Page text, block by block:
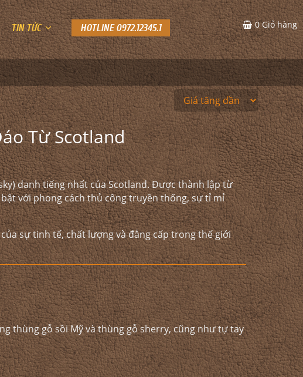
TIN TỨC HOTLINE 0972.12345.1 0 Giỏ hàng
Từ Scotland
danh tiếng nhất của Scotland. Được thành lập từ
với phong cách thủ công truyền thống, sự tỉ mỉ
sự tinh tế, chất lượng và đẳng cấp trong thế giới
thùng gỗ sồi Mỹ và thùng gỗ sherry, cũng như tự tay